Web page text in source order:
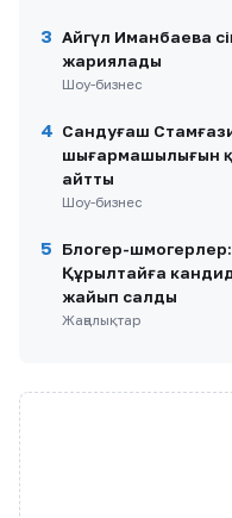
3 Айгүл Иманбаева
жариялады
Шоу-бизнес
4 Сандуғаш
шығармашылығын
айтты
Шоу-бизнес
5
Блогер-
Құрылтайға
жайып салды
Жаңалықтар